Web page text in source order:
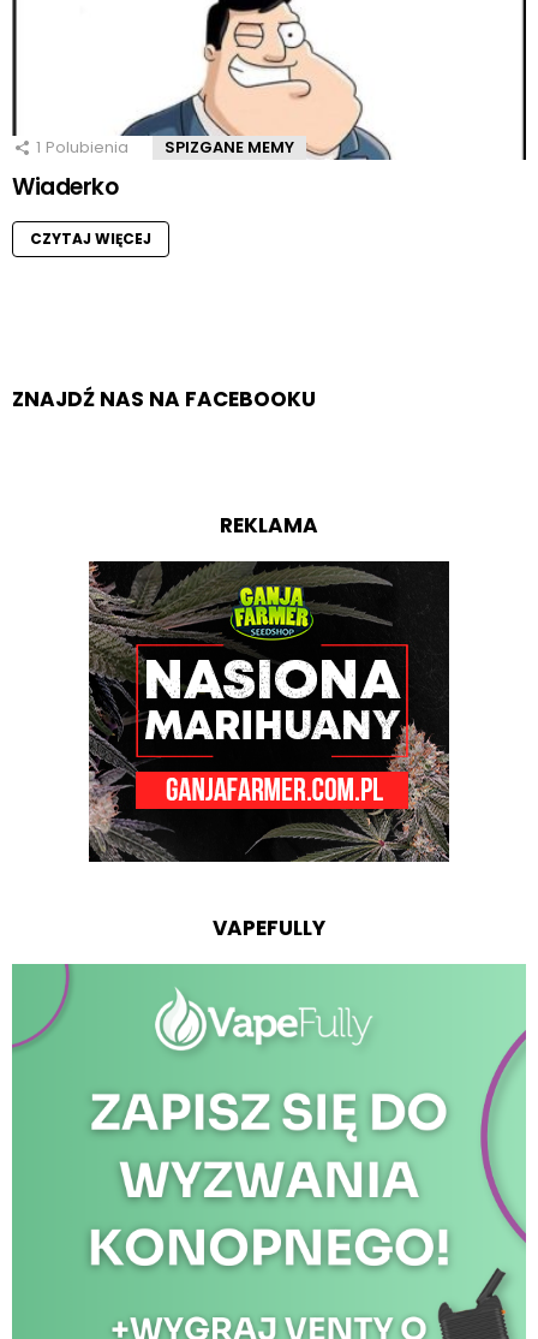
1 Polubienia SPIZGANE MEMY
Wiaderko
CZYTAJ WIĘCEJ
ZNAJDŹ NAS NA FACEBOOKU
REKLAMA
VAPEFULLY